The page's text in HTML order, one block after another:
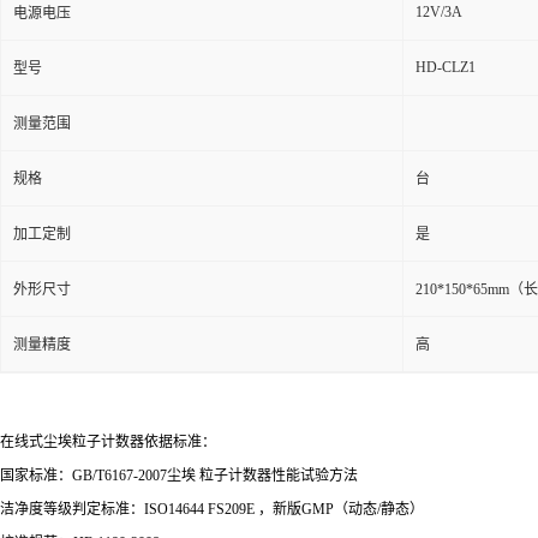
电源电压 12V/3A
型号 HD-CLZ1
测量范围
规格 台
加工定制 是
外形尺寸 210*150*65mm（
测量精度 高
在线式尘埃粒子计数器依据标准：
国家标准：GB/T6167-2007尘埃 粒子计数器性能试验方法
洁净度等级判定标准：ISO14644 FS209E ，新版GMP（动态/静态）